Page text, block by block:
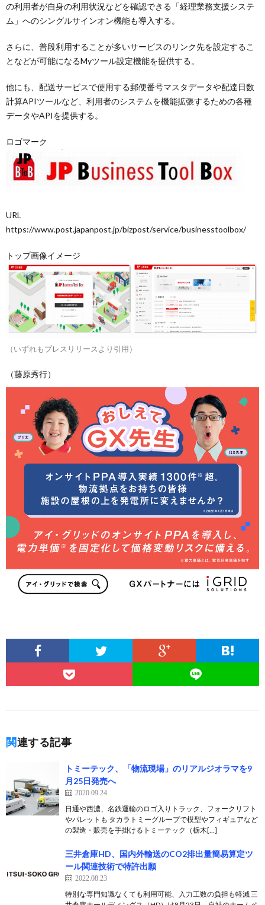
の利用者が自身の利用状況などを確認できる「経理業務支援システ
ム」へのシングルサインオン機能も導入する。
さらに、普段利用することが多いサービスのリンク先を設定するこ
となどが可能になるMyツール設定機能を提供する。
他にも、配送サービスで使用する郵便番号マスタデータや配達日数
計算APIツールなど、利用者のシステムを機能拡張するための各種
データやAPIを提供する。
ロゴマーク
URL
https://www.post.japanpost.jp/bizpost/service/businesstoolbox/
トップ画像イメージ
（いずれもプレスリリースより引用）
（藤原秀行）
関連する記事
トミーテック、「物流現場」のリアルジオラマを9
月25日発売へ
2020.09.24
日通や西濃、名鉄運輸のロゴ入りトラック、フォークリフト
やパレットも タカラトミーグループで模型やフィギュアなど
の製造・販売を手掛けるトミーテック（栃木[…]
三井倉庫HD、国内外輸送のCO2排出量簡易算定ツ
ール関連技術で特許出願
2022.08.23
特別な専門知識なくても利用可能、入力工数の負担も軽減 三